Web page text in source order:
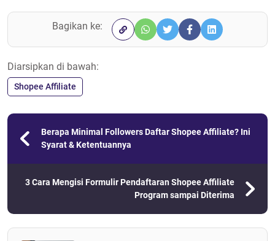
Bagikan ke:
Diarsipkan di bawah:
Shopee Affiliate
Berapa Minimal Followers Daftar Shopee Affiliate? Ini
Syarat & Ketentuannya
3 Cara Mengisi Formulir Pendaftaran Shopee Affiliate
Program sampai Diterima